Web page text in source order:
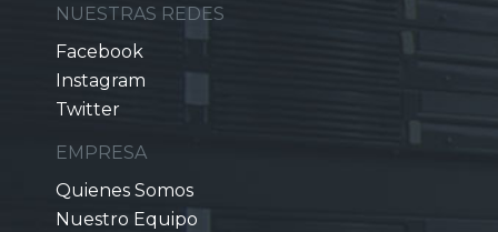
NUESTRAS REDES
Facebook
Instagram
Twitter
EMPRESA
Quienes Somos
Nuestro Equipo